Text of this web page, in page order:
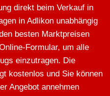
direkt beim Verkauf in
in Adlikon unabhängig
besten Marktpreisen
Formular, um alle
einzutragen. Die
kostenlos und Sie können
Angebot annehmen